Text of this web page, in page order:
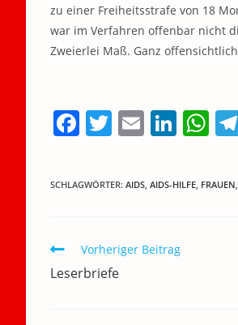
zu einer Freiheitsstrafe von 18
war im Verfahren offenbar nicht
Zweierlei Maß. Ganz
F
c
o
o
T
itt
E
ai
l
Li
k
n
W
at
SCHLAGWÖRTER: AIDS, AIDS-HILFE, FRAUEN,
Weitere
ansehen
Vorheriger Beitrag
Leserbriefe